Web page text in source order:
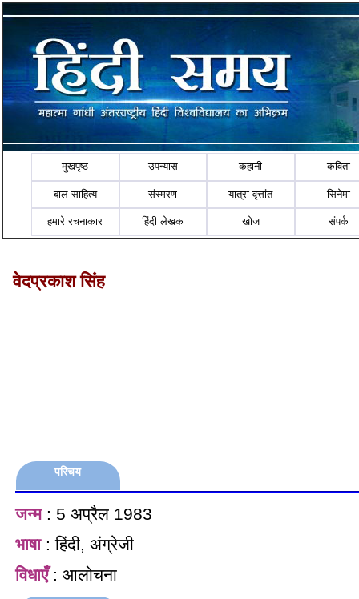
मुखपृष्ठ उपन्यास कहानी कविता
बाल साहित्य संस्मरण यात्रा वृत्तांत सिनेमा
हमारे रचनाकार हिंदी लेखक खोज संपर्क
वेदप्रकाश सिंह
परिचय
जन्म: 5 अप्रैल 1983
भाषा: हिंदी, अंग्रेजी
विधाएँ: आलोचना